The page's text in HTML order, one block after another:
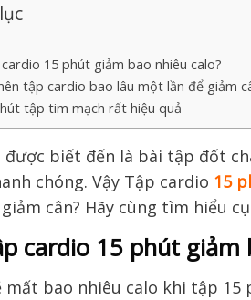
15 phút giảm bao nhiêu calo?
tập cardio bao lâu một lần để giảm
tập tim mạch rất hiệu quả
được biết đến là bài tập đốt
chóng. Vậy Tập cardio 15
cân? Hãy cùng tìm hiểu
cardio 15 phút giảm
mất bao nhiêu calo khi tập